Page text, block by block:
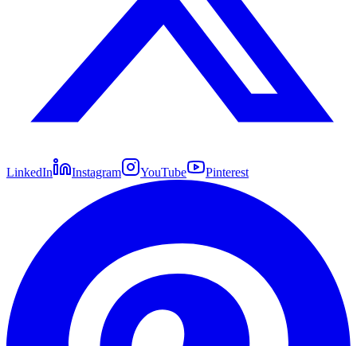
LinkedIn Instagram YouTube Pinterest